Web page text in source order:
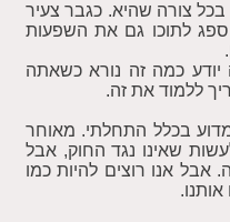
בכל צורה שהיא. כגבר צעיר
ספג לתוכו גם את השפעות
כמה זה נורא כשאתה
ללמוד את זה.
בכלל התחלתי. מאוחר
שאינו נגד החוק, אבל
אנו רוצים להיות כמו